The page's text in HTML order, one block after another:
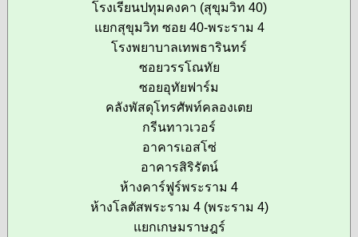
โรงเรียนปทุมคงคา (สุขุมวิท 40)
แยกสุขุมวิท ซอย 40-พระราม 4
โรงพยาบาลเทพธารินทร์
ซอยวรรโณทัย
ซอยอุทัยฟาร์ม
คลังพัสดุโทรศัพท์คลองเตย
กรีนทาวเวอร์
อาคารเอสโซ่
อาคารสิริรัตน์
ห้างคาร์ฟูร์พระราม 4
ห้างโลตัสพระราม 4 (พระราม 4)
แยกเกษมราษฎร์